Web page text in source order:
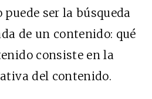
ser la búsqueda
de un contenido: qué
consiste en la
del contenido.